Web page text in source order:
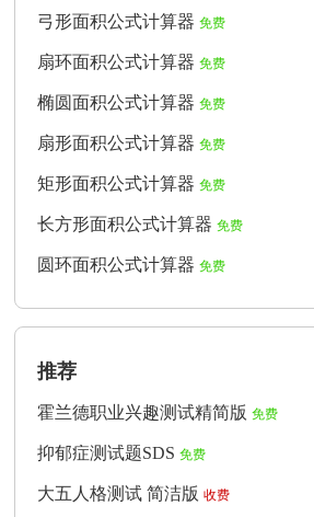
弓形面积公式计算器 免费
扇环面积公式计算器 免费
椭圆面积公式计算器 免费
扇形面积公式计算器 免费
矩形面积公式计算器 免费
长方形面积公式计算器 免费
圆环面积公式计算器 免费
推荐
霍兰德职业兴趣测试精简版 免费
抑郁症测试题SDS 免费
大五人格测试 简洁版 收费